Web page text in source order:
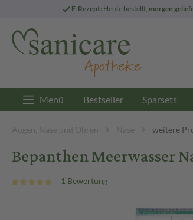
E-Rezept: Heute bestellt, morgen
Menü Bestseller Sparsets
Augen, Nase und Ohren Nase weitere
Bepanthen Meerwasser
1 Bewertung